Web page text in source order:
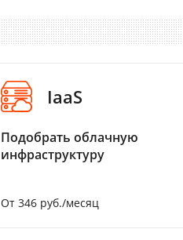
IaaS
Подобрать облачную
инфраструктуру
От 346 руб./месяц